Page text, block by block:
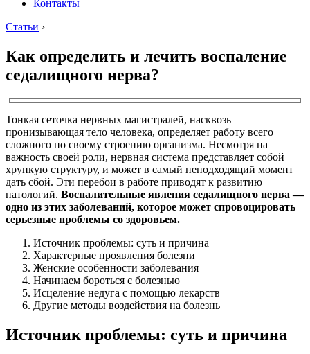
Контакты
Статьи ›
Как определить и лечить воспаление
седалищного нерва?
Тонкая сеточка нервных магистралей, насквозь
пронизывающая тело человека, определяет работу всего
сложного по своему строению организма. Несмотря на
важность своей роли, нервная система представляет собой
хрупкую структуру, и может в самый неподходящий момент
дать сбой. Эти перебои в работе приводят к развитию
патологий. Воспалительные явления седалищного нерва —
одно из этих заболеваний, которое может спровоцировать
серьезные проблемы со здоровьем.
Источник проблемы: суть и причина
Характерные проявления болезни
Женские особенности заболевания
Начинаем бороться с болезнью
Исцеление недуга с помощью лекарств
Другие методы воздействия на болезнь
Источник проблемы: суть и причина